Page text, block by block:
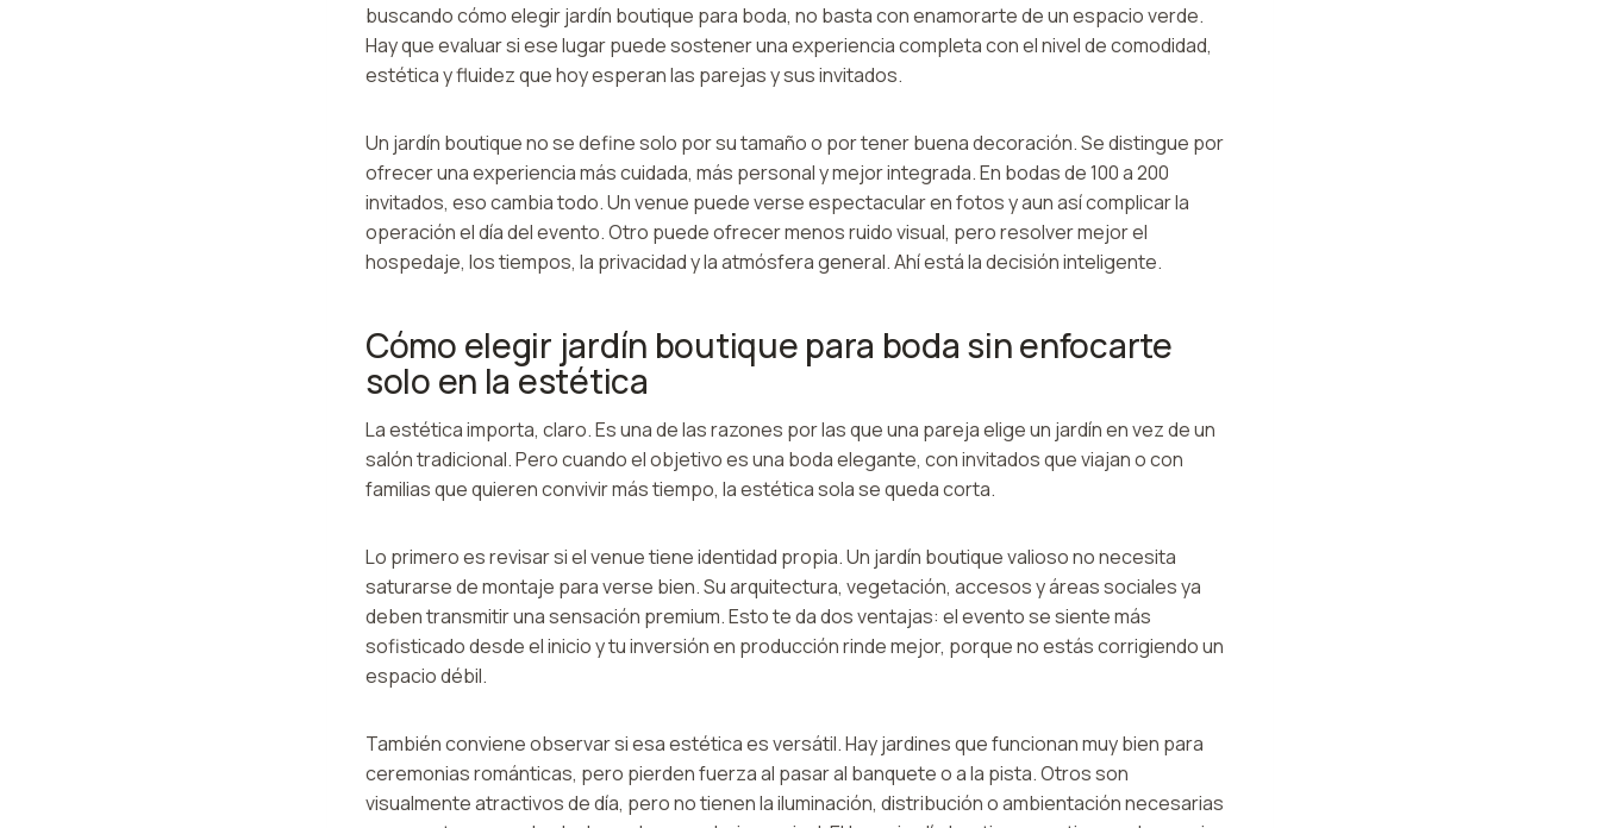
buscando cómo elegir jardín boutique para boda, no basta con enamorarte de un espacio verde.
Hay que evaluar si ese lugar puede sostener una experiencia completa con el nivel de comodidad,
estética y fluidez que hoy esperan las parejas y sus invitados.
Un jardín boutique no se define solo por su tamaño o por tener buena decoración. Se distingue por
ofrecer una experiencia más cuidada, más personal y mejor integrada. En bodas de 100 a 200
invitados, eso cambia todo. Un venue puede verse espectacular en fotos y aun así complicar la
operación el día del evento. Otro puede ofrecer menos ruido visual, pero resolver mejor el
hospedaje, los tiempos, la privacidad y la atmósfera general. Ahí está la decisión inteligente.
Cómo elegir jardín boutique para boda sin enfocarte
solo en la estética
La estética importa, claro. Es una de las razones por las que una pareja elige un jardín en vez de un
salón tradicional. Pero cuando el objetivo es una boda elegante, con invitados que viajan o con
familias que quieren convivir más tiempo, la estética sola se queda corta.
Lo primero es revisar si el venue tiene identidad propia. Un jardín boutique valioso no necesita
saturarse de montaje para verse bien. Su arquitectura, vegetación, accesos y áreas sociales ya
deben transmitir una sensación premium. Esto te da dos ventajas: el evento se siente más
sofisticado desde el inicio y tu inversión en producción rinde mejor, porque no estás corrigiendo un
espacio débil.
También conviene observar si esa estética es versátil. Hay jardines que funcionan muy bien para
ceremonias románticas, pero pierden fuerza al pasar al banquete o a la pista. Otros son
visualmente atractivos de día, pero no tienen la iluminación, distribución o ambientación necesarias